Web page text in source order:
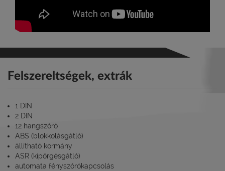
Felszereltségek, extrák
1 DIN
2 DIN
12 hangszóró
ABS (blokkolásgátló)
állítható kormány
ASR (kipörgésgátló)
automata fényszórókapcsolás